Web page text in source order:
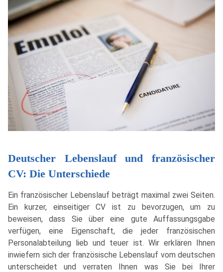
Deutscher Lebenslauf und französischer
CV: Die Unterschiede
Ein französischer Lebenslauf beträgt maximal zwei Seiten.
Ein kurzer, einseitiger CV ist zu bevorzugen, um zu
beweisen, dass Sie über eine gute Auffassungsgabe
verfügen, eine Eigenschaft, die jeder französischen
Personalabteilung lieb und teuer ist. Wir erklären Ihnen
inwiefern sich der französische Lebenslauf vom deutschen
unterscheidet und verraten Ihnen was Sie bei Ihrer